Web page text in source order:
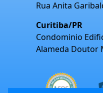
Rua Anita
Curitiba/PR
Condominio
Alameda Doutor